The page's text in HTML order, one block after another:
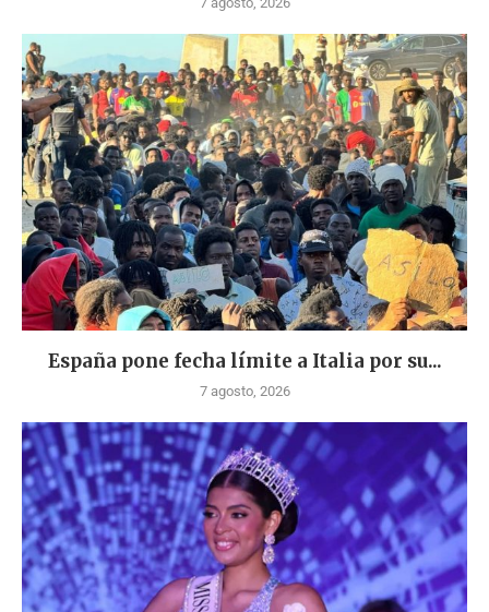
España pone fecha límite a Italia por su...
7 agosto, 2026